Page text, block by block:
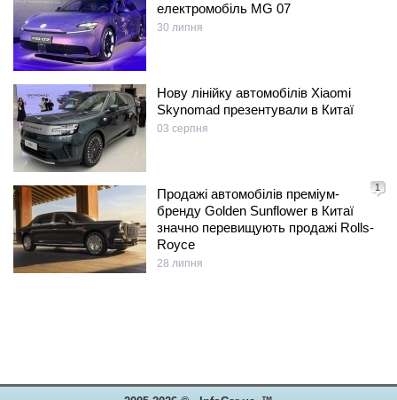
електромобіль MG 07
30 липня
Нову лінійку автомобілів Xiaomi
Skynomad презентували в Китаї
03 серпня
1
Продажі автомобілів преміум-
бренду Golden Sunflower в Китаї
значно перевищують продажі Rolls-
Royce
28 липня